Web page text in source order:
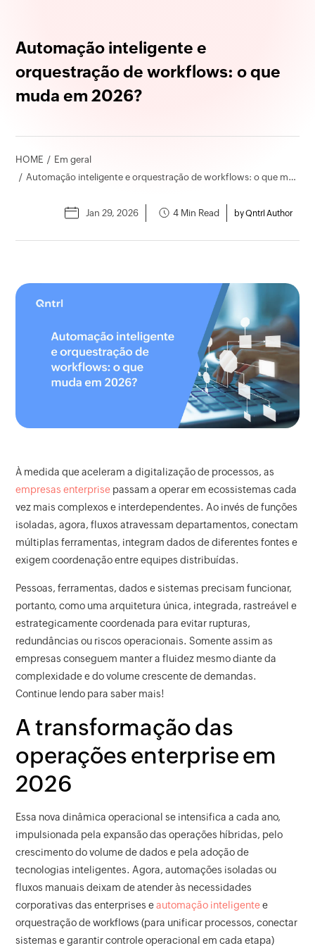
Automação inteligente e
orquestração de workflows: o que
muda em 2026?
HOME
Em geral
Automação inteligente e orquestração de workflows: o que muda em 2026?
Jan 29, 2026 4 Min Read by Qntrl Author
À medida que aceleram a digitalização de processos, as
empresas enterprise passam a operar em ecossistemas cada
vez mais complexos e interdependentes. Ao invés de funções
isoladas, agora, fluxos atravessam departamentos, conectam
múltiplas ferramentas, integram dados de diferentes fontes e
exigem coordenação entre equipes distribuídas.
Pessoas, ferramentas, dados e sistemas precisam funcionar,
portanto, como uma arquitetura única, integrada, rastreável e
estrategicamente coordenada para evitar rupturas,
redundâncias ou riscos operacionais. Somente assim as
empresas conseguem manter a fluidez mesmo diante da
complexidade e do volume crescente de demandas.
Continue lendo para saber mais!
A transformação das
operações enterprise em
2026
Essa nova dinâmica operacional se intensifica a cada ano,
impulsionada pela expansão das operações híbridas, pelo
crescimento do volume de dados e pela adoção de
tecnologias inteligentes. Agora, automações isoladas ou
fluxos manuais deixam de atender às necessidades
corporativas das enterprises eautomação inteligentee
orquestração de workflows (para unificar processos, conectar
sistemas e garantir controle operacional em cada etapa)